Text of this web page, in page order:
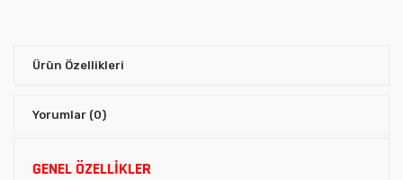
Ürün Özellikleri
Yorumlar (0)
GENEL ÖZELLİKLER